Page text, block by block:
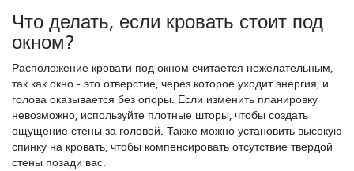
Что делать, если кровать стоит под
окном?
Расположение кровати под окном считается нежелательным,
так как окно - это отверстие, через которое уходит энергия, и
голова оказывается без опоры. Если изменить планировку
невозможно, используйте плотные шторы, чтобы создать
ощущение стены за головой. Также можно установить высокую
спинку на кровать, чтобы компенсировать отсутствие твердой
стены позади вас.